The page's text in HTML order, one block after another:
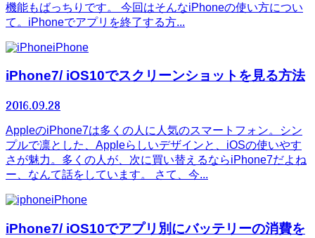
機能もばっちりです。 今回はそんなiPhoneの使い方につい
て。iPhoneでアプリを終了する方...
iPhone
iPhone7/ iOS10でスクリーンショットを見る方法
2016.09.28
AppleのiPhone7は多くの人に人気のスマートフォン。シン
プルで凛とした、Appleらしいデザインと、iOSの使いやす
さが魅力。多くの人が、次に買い替えるならiPhone7だよね
ー、なんて話をしています。 さて、今...
iPhone
iPhone7/ iOS10でアプリ別にバッテリーの消費を